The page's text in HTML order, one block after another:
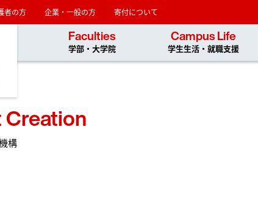
龍谷大学 You, Unlimited
者の方 企業・一般の方 寄付について
Faculties
学部・大学院
Campus Life
学生生活・就職支援
構